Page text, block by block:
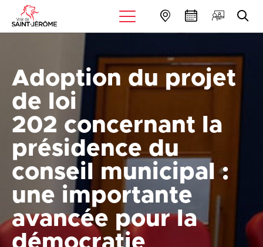
Adoption du projet
de loi
202 concernant la
présidence du
conseil municipal :
une importante
avancée pour la